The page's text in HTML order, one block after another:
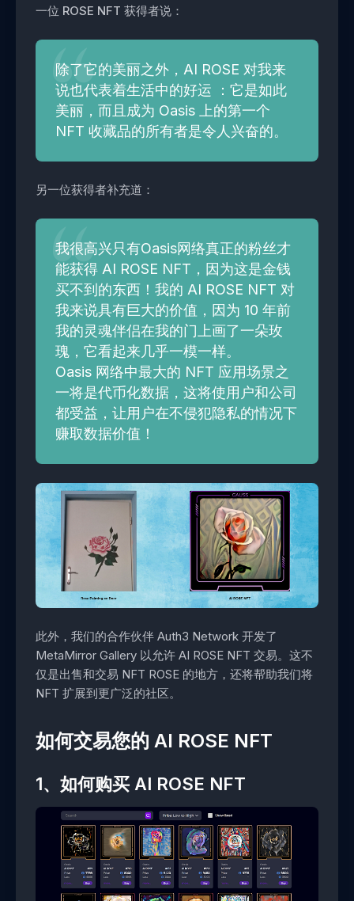
一位 ROSE NFT 获得者说：
除了它的美丽之外，AI ROSE 对我来
说也代表着生活中的好运 ：它是如此
美丽，而且成为 Oasis 上的第一个
NFT 收藏品的所有者是令人兴奋的。
另一位获得者补充道：
我很高兴只有Oasis网络真正的粉丝才
能获得 AI ROSE NFT，因为这是金钱
买不到的东西！我的 AI ROSE NFT 对
我来说具有巨大的价值，因为 10 年前
我的灵魂伴侣在我的门上画了一朵玫
瑰，它看起来几乎一模一样。
Oasis 网络中最大的 NFT 应用场景之
一将是代币化数据，这将使用户和公司
都受益，让用户在不侵犯隐私的情况下
赚取数据价值！
此外，我们的合作伙伴 Auth3 Network 开发了
MetaMirror Gallery 以允许 AI ROSE NFT 交易。这不
仅是出售和交易 NFT ROSE 的地方，还将帮助我们将
NFT 扩展到更广泛的社区。
如何交易您的 AI ROSE NFT
1、如何购买 AI ROSE NFT